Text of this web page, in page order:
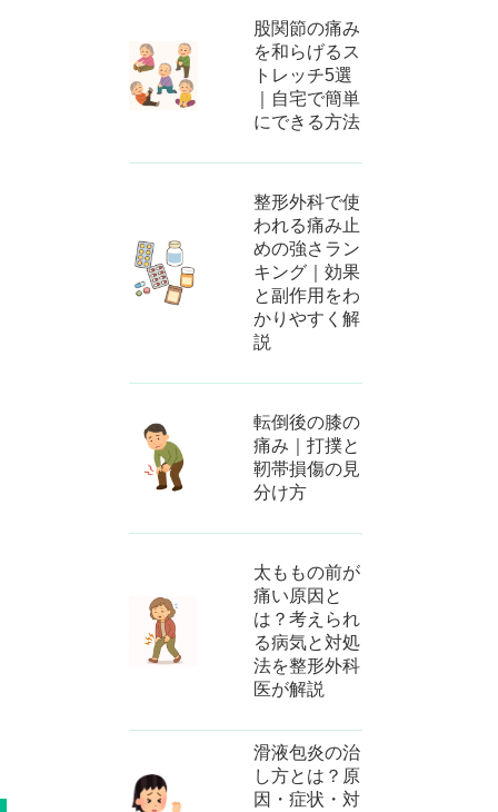
股関節の痛み
を和らげるス
トレッチ5選
｜自宅で簡単
にできる方法
整形外科で使
われる痛み止
めの強さラン
キング｜効果
と副作用をわ
かりやすく解
説
転倒後の膝の
痛み｜打撲と
靭帯損傷の見
分け方
太ももの前が
痛い原因と
は？考えられ
る病気と対処
法を整形外科
医が解説
滑液包炎の治
し方とは？原
因・症状・対